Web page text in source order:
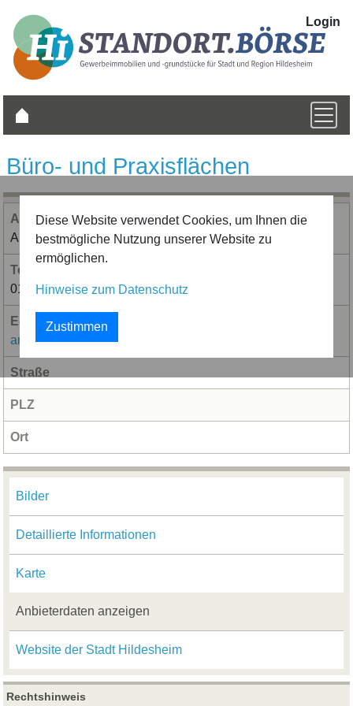
Login
Büro- und Praxis­flächen
Ansprech­partner/in
Annika Tahnee Storm
Telefon­nummer
015162629114
E-Mail-Adressse
annika_storm@web.de
Straße
PLZ
Ort
Bilder
Detaillierte Informationen
Karte
Anbieterdaten anzeigen
Website der Stadt Hildesheim
Rechtshinweis
Diese Website verwendet Cookies, um Ihnen die
bestmögliche Nutzung unserer Website zu
ermöglichen.
Hinweise zum Datenschutz
Zustimmen